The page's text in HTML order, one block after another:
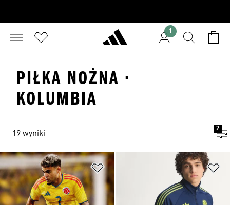
1
PIŁKA NOŻNA ·
KOLUMBIA
19 wyniki
2
Dodaj do listy życzeń